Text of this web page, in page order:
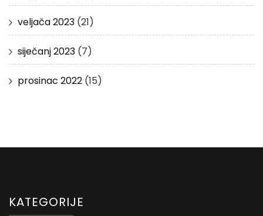
veljača 2023 (21)
siječanj 2023 (7)
prosinac 2022 (15)
KATEGORIJE